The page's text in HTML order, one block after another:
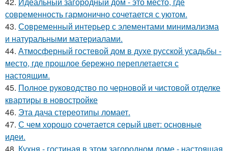
современность гармонично сочетается с уютом.
43. Современный интерьер с элементами минимализма
и натуральными материалами.
44. Атмосферный гостевой дом в духе русской усадьбы -
место, где прошлое бережно переплетается с
настоящим.
45. Полное руководство по черновой и чистовой отделке
квартиры в новостройке
46. Эта дача стереотипы ломает.
47. С чем хорошо сочетается серый цвет: основные
идеи.
48. Кухня - гостиная в этом загородном доме - настоящая